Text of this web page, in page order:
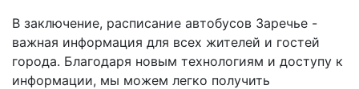
В заключение, расписание автобусов Заречье -
важная информация для всех жителей и гостей
города. Благодаря новым технологиям и доступу к
информации, мы можем легко получить